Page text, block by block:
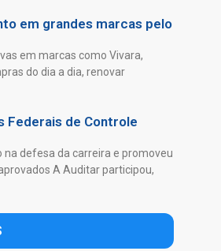
em grandes marcas pelo
em marcas como Vivara,
do dia a dia, renovar
Federais de Controle
defesa da carreira e promoveu
A Auditar participou,